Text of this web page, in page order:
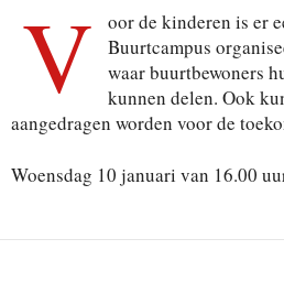
V
oor de kinderen is er
Buurtcampus
waar buurtbewoners
kunnen delen. Ook
aangedragen worden voor de
Woensdag 10 januari van 16.00